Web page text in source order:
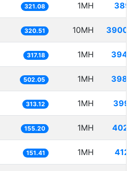
321.08 1MH
320.51 10MH
317.18 1MH
502.05 1MH
313.12 1MH
155.20 1MH
151.41 1MH